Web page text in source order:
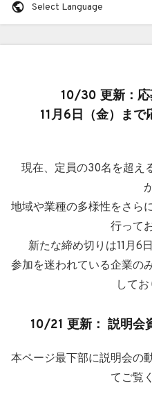
Select Language
10/30 更新：応
11月6日（金）まで
現在、定員の30名を超え
地域や業種の多様性をさら
行って
新たな締め切りは11月6
参加を迷われている企業の
してお
10/21 更新： 説明会
本ページ最下部に説明会の
てご覧